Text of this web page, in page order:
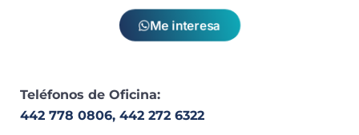
Me interesa
Teléfonos de Oficina:
442 778 0806, 442 272 6322